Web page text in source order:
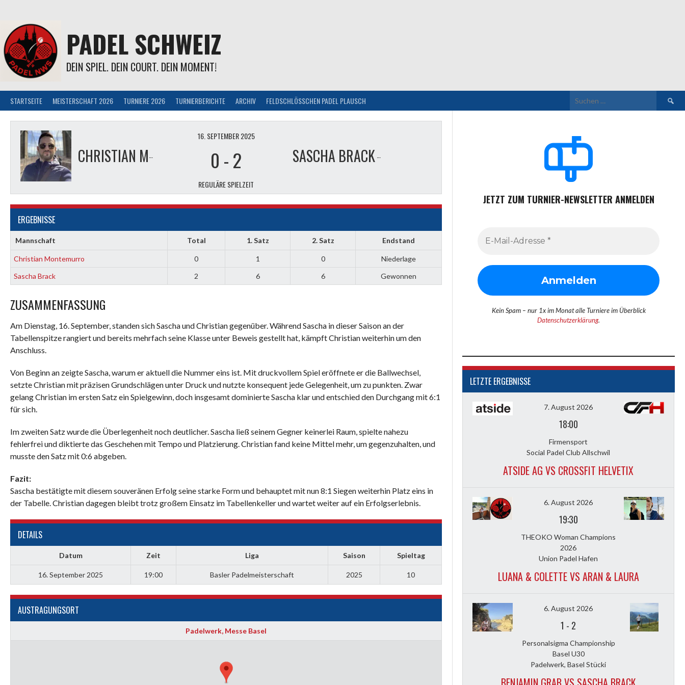
Inhalt
PADEL SCHWEIZ
DEIN SPIEL. DEIN COURT. DEIN MOMENT!
STARTSEITE MEISTERSCHAFT 2026 TURNIERE 2026 TURNIERBERICHTE ARCHIV FELDSCHLÖSSCHEN PADEL PLAUSCH
Suchen
nach:
CHRISTIAN MONTEMURRO SASCHA BRACK
16. SEPTEMBER 2025
0 -2
REGULÄRE SPIELZEIT
ERGEBNISSE
Mannschaft Total 1. Satz 2. Satz Endstand
Christian Montemurro 0 1 0
Niederlage
Sascha Brack
2 6 6 Gewonnen
ZUSAMMENFASSUNG
Am Dienstag, 16. September, standen sich Sascha und Christian gegenüber. Während Sascha in dieser Saison an der
Tabellenspitze rangiert und bereits mehrfach seine Klasse unter Beweis gestellt hat, kämpft Christian weiterhin um den
Anschluss.
Von Beginn an zeigte Sascha, warum er aktuell die Nummer eins ist. Mit druckvollem Spiel eröffnete er die Ballwechsel,
setzte Christian mit präzisen Grundschlägen unter Druck und nutzte konsequent jede Gelegenheit, um zu punkten. Zwar
gelang Christian im ersten Satz ein Spielgewinn, doch insgesamt dominierte Sascha klar und entschied den Durchgang mit 6:1
für sich.
Im zweiten Satz wurde die Überlegenheit noch deutlicher. Sascha ließ seinem Gegner keinerlei Raum, spielte nahezu
fehlerfrei und diktierte das Geschehen mit Tempo und Platzierung. Christian fand keine Mittel mehr, um gegenzuhalten, und
musste den Satz mit 0:6 abgeben.
Fazit:
Sascha bestätigte mit diesem souveränen Erfolg seine starke Form und behauptet mit nun 8:1 Siegen weiterhin Platz eins in
der Tabelle. Christian dagegen bleibt trotz großem Einsatz im Tabellenkeller und wartet weiter auf ein Erfolgserlebnis.
DETAILS
Datum Zeit Liga Saison Spieltag
16. September 2025 19:00 Basler Padelmeisterschaft 2025 10
AUSTRAGUNGSORT
Padelwerk, Messe Basel
JETZT ZUM TURNIER-NEWSLETTER ANMELDEN
Kein Spam – nur 1x im Monat alle Turniere im Überblick
Datenschutzerklärung.
LETZTE ERGEBNISSE
7. August 2026
18:00
Firmensport
Social Padel Club Allschwil
ATSIDE AG VS CROSSFIT HELVETIX
6. August 2026
19:30
THEOKO Woman Champions
2026
Union Padel Hafen
LUANA & COLETTE VS ARAN & LAURA
6. August 2026
1 - 2
Personalsigma Championship
Basel U30
Padelwerk, Basel Stücki